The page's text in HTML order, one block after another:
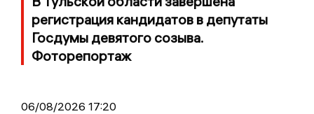
регистрация кандидатов в депутаты
Госдумы девятого созыва.
Фоторепортаж
06/08/2026 17:20